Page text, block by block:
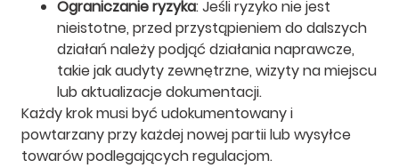
Ograniczanie ryzyka: Jeśli ryzyko nie jest
nieistotne, przed przystąpieniem do dalszych
działań należy podjąć działania naprawcze,
takie jak audyty zewnętrzne, wizyty na miejscu
lub aktualizacje dokumentacji.
Każdy krok musi być udokumentowany i
powtarzany przy każdej nowej partii lub wysyłce
towarów podlegających regulacjom.